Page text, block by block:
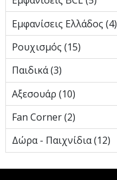
Εμφανίσεις Ελλάδος (4)
Ρουχισμός (15)
Παιδικά (3)
Αξεσουάρ (10)
Fan Corner (2)
Δώρα - Παιχνίδια (12)